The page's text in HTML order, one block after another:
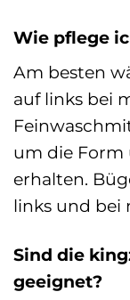
Wie pflege
Am besten
auf links bei
um die Form
erhalten.
links und bei
Sind die
geeignet?